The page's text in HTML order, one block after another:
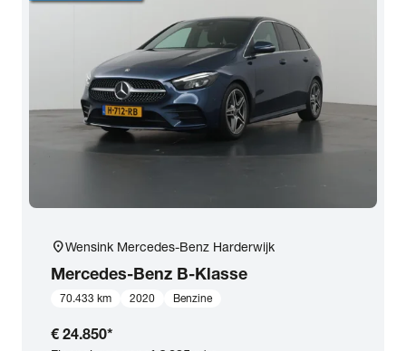
Carrosserie
Basiskleur
Aantal deuren
location_onWensink Mercedes-Benz Harderwijk
Mercedes-Benz B-Klasse
70.433 km 2020 Benzine
€ 24.850*